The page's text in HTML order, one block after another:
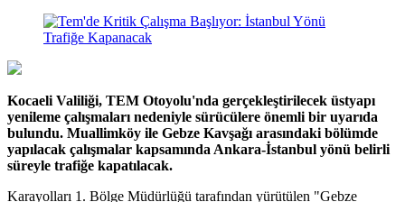
Kocaeli Valiliği, TEM Otoyolu'nda gerçekleştirilecek üstyapı
yenileme çalışmaları nedeniyle sürücülere önemli bir uyarıda
bulundu. Muallimköy ile Gebze Kavşağı arasındaki bölümde
yapılacak çalışmalar kapsamında Ankara-İstanbul yönü belirli
süreyle trafiğe kapatılacak.
Karayolları 1. Bölge Müdürlüğü tarafından yürütülen "Gebze